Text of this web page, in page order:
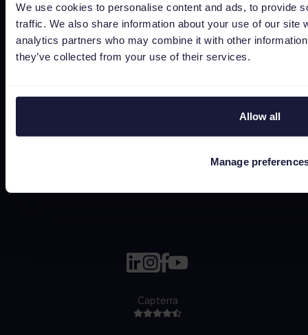
We use cookies to personalise content and ads, to provide
traffic. We also share information about your use of our site
analytics partners who may combine it with other
they’ve collected from your use of their services.
Allow all
Manage
Status
Algemene voorwaarden
Privacyverklaring
Subprocessors
Capterra